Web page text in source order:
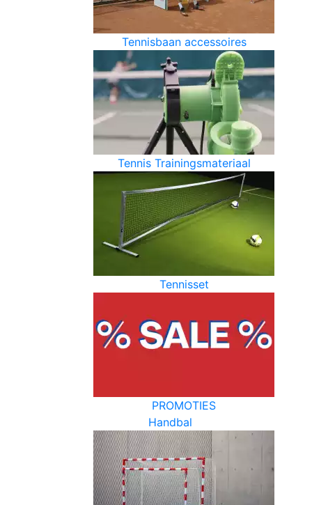
Tennisbaan accessoires
Tennis Trainingsmateriaal
Tennisset
PROMOTIES
Handbal